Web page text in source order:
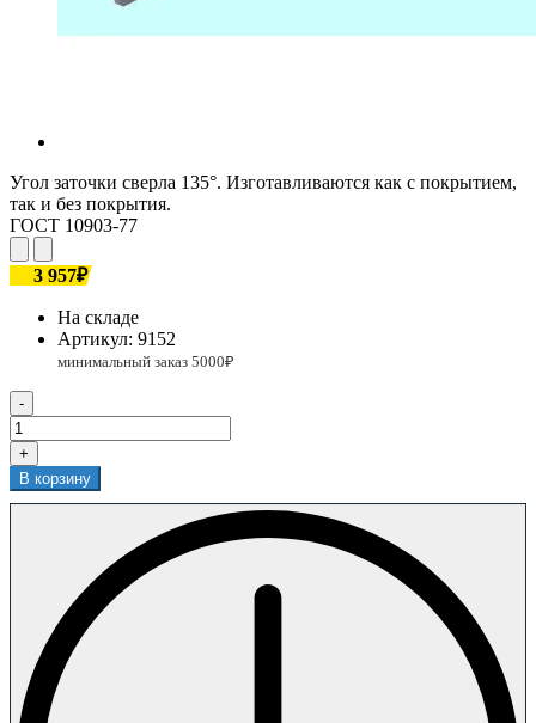
Угол заточки сверла 135°. Изготавливаются как с покрытием,
так и без покрытия.
ГОСТ 10903-77
3 957₽
На складе
Артикул: 9152
-
+
В корзину